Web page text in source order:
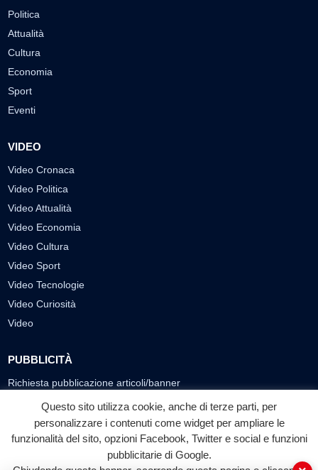
Politica
Attualità
Cultura
Economia
Sport
Eventi
VIDEO
Video Cronaca
Video Politica
Video Attualità
Video Economia
Video Cultura
Video Sport
Video Tecnologie
Video Curiosità
Video
PUBBLICITÀ
Richiesta pubblicazione articoli/banner
SEGUICI SUI SOCIAL
f
Facebook
◎ ▶
YouTube
Questo sito utilizza cookie, anche di terze parti, per
personalizzare i contenuti come widget per ampliare le
funzionalità del sito, opzioni Facebook, Twitter e social e funzioni
pubblicitarie di Google.